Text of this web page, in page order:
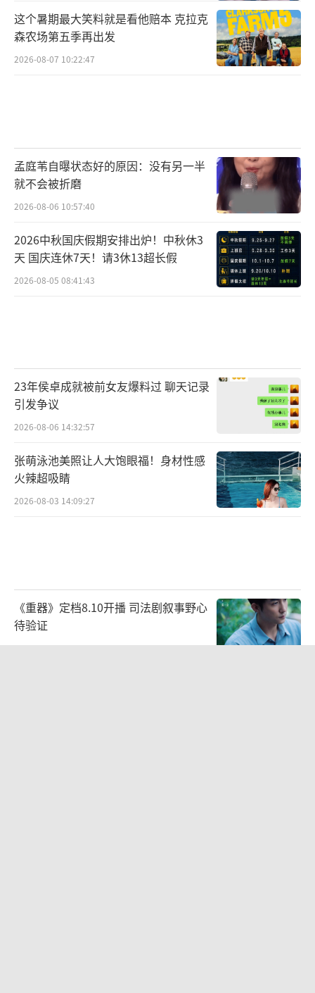
这个暑期最大笑料就是看他赔本 克拉克
森农场第五季再出发
2026-08-07 10:22:47
孟庭苇自曝状态好的原因：没有另一半
就不会被折磨
2026-08-06 10:57:40
2026中秋国庆假期安排出炉！中秋休3
天 国庆连休7天！请3休13超长假
2026-08-05 08:41:43
23年侯卓成就被前女友爆料过 聊天记录
引发争议
2026-08-06 14:32:57
张萌泳池美照让人大饱眼福！身材性感
火辣超吸睛
2026-08-03 14:09:27
《重器》定档8.10开播 司法剧叙事野心
待验证
2026-08-07 07:21:56